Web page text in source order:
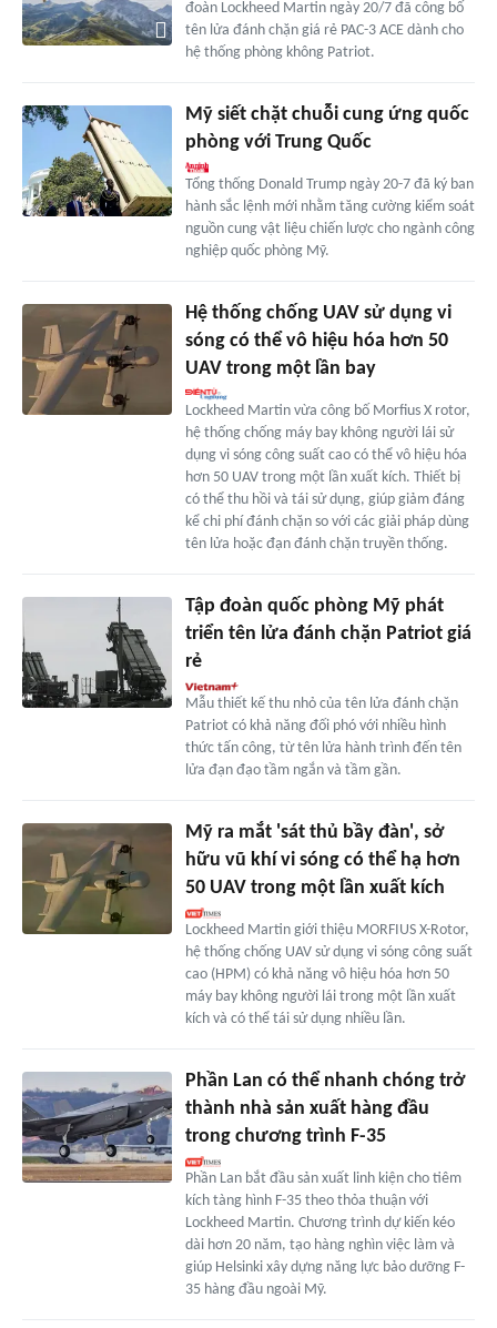
đoàn Lockheed Martin ngày 20/7 đã công bố
tên lửa đánh chặn giá rẻ PAC-3 ACE dành cho
hệ thống phòng không Patriot.
Mỹ siết chặt chuỗi cung ứng quốc
phòng với Trung Quốc
Tổng thống Donald Trump ngày 20-7 đã ký ban
hành sắc lệnh mới nhằm tăng cường kiểm soát
nguồn cung vật liệu chiến lược cho ngành công
nghiệp quốc phòng Mỹ.
Hệ thống chống UAV sử dụng vi
sóng có thể vô hiệu hóa hơn 50
UAV trong một lần bay
Lockheed Martin vừa công bố Morfius X rotor,
hệ thống chống máy bay không người lái sử
dụng vi sóng công suất cao có thể vô hiệu hóa
hơn 50 UAV trong một lần xuất kích. Thiết bị
có thể thu hồi và tái sử dụng, giúp giảm đáng
kể chi phí đánh chặn so với các giải pháp dùng
tên lửa hoặc đạn đánh chặn truyền thống.
Tập đoàn quốc phòng Mỹ phát
triển tên lửa đánh chặn Patriot giá
rẻ
Mẫu thiết kế thu nhỏ của tên lửa đánh chặn
Patriot có khả năng đối phó với nhiều hình
thức tấn công, từ tên lửa hành trình đến tên
lửa đạn đạo tầm ngắn và tầm gần.
Mỹ ra mắt 'sát thủ bầy đàn', sở
hữu vũ khí vi sóng có thể hạ hơn
50 UAV trong một lần xuất kích
Lockheed Martin giới thiệu MORFIUS X-Rotor,
hệ thống chống UAV sử dụng vi sóng công suất
cao (HPM) có khả năng vô hiệu hóa hơn 50
máy bay không người lái trong một lần xuất
kích và có thể tái sử dụng nhiều lần.
Phần Lan có thể nhanh chóng trở
thành nhà sản xuất hàng đầu
trong chương trình F-35
Phần Lan bắt đầu sản xuất linh kiện cho tiêm
kích tàng hình F-35 theo thỏa thuận với
Lockheed Martin. Chương trình dự kiến kéo
dài hơn 20 năm, tạo hàng nghìn việc làm và
giúp Helsinki xây dựng năng lực bảo dưỡng F-
35 hàng đầu ngoài Mỹ.